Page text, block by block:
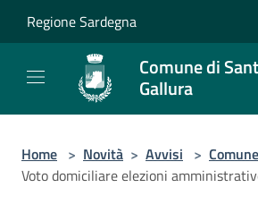
Regione Sardegna
Comune di
Gallura
Home > Novità > Avvisi > Comune
Voto domiciliare elezioni